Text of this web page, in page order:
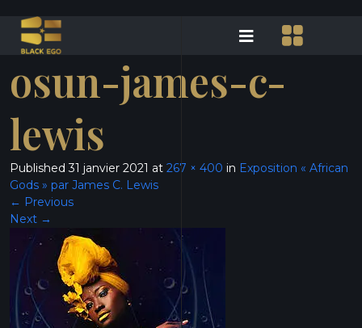
osun-james-c-
lewis
Published31 janvier 2021 at 267 × 400 in Exposition « African
Gods » par James C. Lewis
← Previous
Next →